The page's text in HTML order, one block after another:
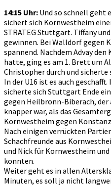
14:15 Uhr: Und so schnell geht
sichert sich Kornwestheim
STRATEG Stuttgart. Tiffany
gewinnen. Bei Walldorf gegen
spannend. Nachdem Advay
hatte, ging es am 1. Brett um
Christopher durch und sicherte
In der U16 ist es auch
sicherte sich Stuttgart Ende
gegen Heilbronn-Biberach,
knapper war, als das
Kornwestheim gegen
Nach einigen verrückten
Schachfreunde aus
und Nick für Kornwestheim
konnten.
Weiter geht es in allen
Minuten, es soll ja nicht